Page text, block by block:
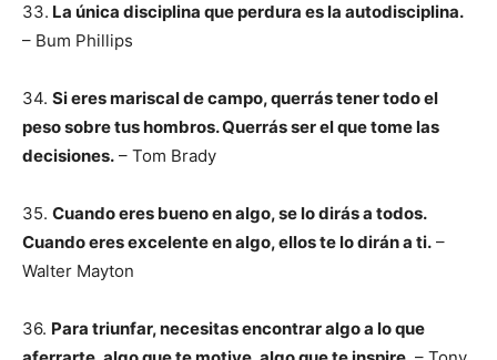
33. La única disciplina que perdura es la autodisciplina.
– Bum Phillips
34. Si eres mariscal de campo, querrás tener todo el
peso sobre tus hombros. Querrás ser el que tome las
decisiones. – Tom Brady
35. Cuando eres bueno en algo, se lo dirás a todos.
Cuando eres excelente en algo, ellos te lo dirán a ti. –
Walter Mayton
36. Para triunfar, necesitas encontrar algo a lo que